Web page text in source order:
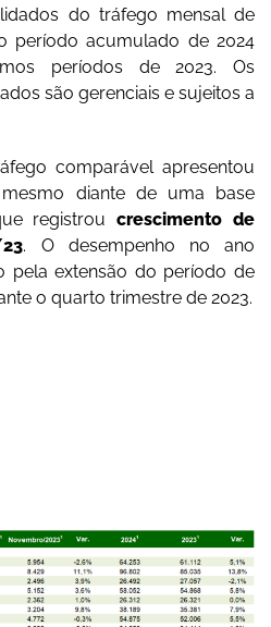
do tráfego mensal de
período acumulado de 2024
períodos de 2023. Os
são gerenciais e sujeitos a
comparável apresentou
diante de uma base
registroucrescimento de
. O desempenho no ano
pela extensão do período de
o quarto trimestre de 2023.